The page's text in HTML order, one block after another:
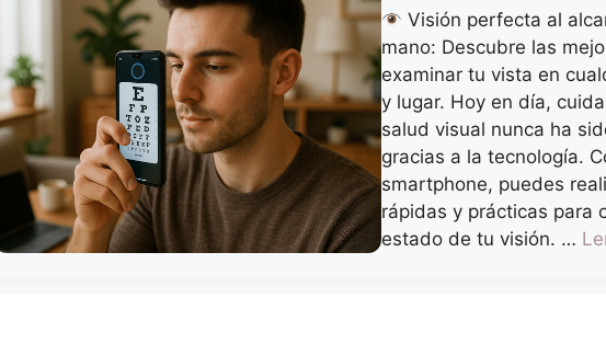
Visión perfecta al
mano: Descubre las
examinar tu vista en
y lugar. Hoy en día,
salud visual nunca ha
gracias a la tecnología.
smartphone, puedes
rápidas y prácticas para
estado de tu visión. …